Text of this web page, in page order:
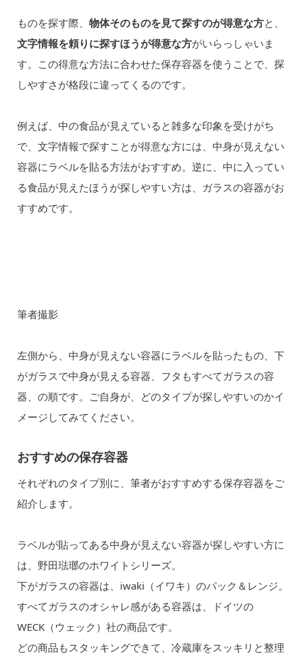
ものを探す際、 物体そのものを見て探すのが得意な方と、
文字情報を頼りに探すほうが得意な方がいらっしゃいま
す。この得意な方法に合わせた保存容器を使うことで、探
しやすさが格段に違ってくるのです。
例えば、中の食品が見えていると雑多な印象を受けがち
で、文字情報で探すことが得意な方には、中身が見えない
容器にラベルを貼る方法がおすすめ。逆に、中に入ってい
る食品が見えたほうが探しやすい方は、ガラスの容器がお
すすめです。
筆者撮影
左側から、中身が見えない容器にラベルを貼ったもの、下
がガラスで中身が見える容器、フタもすべてガラスの容
器、の順です。ご自身が、どのタイプが探しやすいのかイ
メージしてみてください。
おすすめの保存容器
それぞれのタイプ別に、筆者がおすすめする保存容器をご
紹介します。
ラベルが貼ってある中身が見えない容器が探しやすい方に
は、野田琺瑯のホワイトシリーズ。
下がガラスの容器は、iwaki（イワキ）のパック＆レンジ。
すべてガラスのオシャレ感がある容器は、ドイツの
WECK（ウェック）社の商品です。
どの商品もスタッキングできて、冷蔵庫をスッキリと整理